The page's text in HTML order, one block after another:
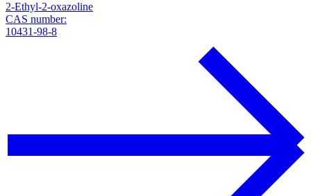
2-Ethyl-2-oxazoline
CAS number:
10431-98-8